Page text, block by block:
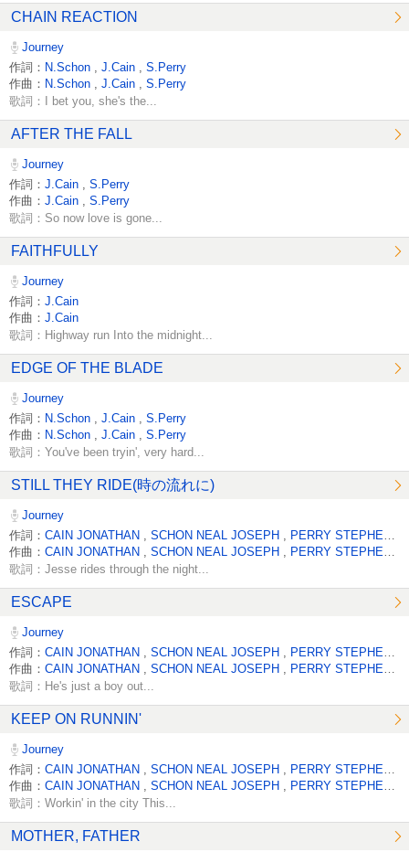
CHAIN REACTION
Journey
作詞： N.Schon J.Cain
S.Perry
作曲： N.Schon J.Cain S.Perry
歌詞：I bet you, she's the...
AFTER THE FALL
Journey
作詞： J.Cain
S.Perry
作曲： J.Cain S.Perry
歌詞：So now love is gone...
FAITHFULLY
Journey
作詞： J.Cain
作曲： J.Cain
歌詞：Highway run Into the midnight...
EDGE OF THE BLADE
Journey
作詞： N.Schon J.Cain
S.Perry
作曲： N.Schon J.Cain S.Perry
歌詞：You've been tryin', very hard...
STILL THEY RIDE(時の流れに)
Journey
作詞： CAIN JONATHAN SCHON NEAL JOSEPH
PERRY STEPHEN RAY
作曲： CAIN JONATHAN SCHON NEAL JOSEPH PERRY STEPHEN RAY
歌詞：Jesse rides through the night...
ESCAPE
Journey
作詞： CAIN JONATHAN SCHON NEAL JOSEPH
PERRY STEPHEN RAY
作曲： CAIN JONATHAN SCHON NEAL JOSEPH PERRY STEPHEN RAY
歌詞：He's just a boy out...
KEEP ON RUNNIN'
Journey
作詞： CAIN JONATHAN SCHON NEAL JOSEPH
PERRY STEPHEN RAY
作曲： CAIN JONATHAN SCHON NEAL JOSEPH PERRY STEPHEN RAY
歌詞：Workin' in the city This...
MOTHER, FATHER